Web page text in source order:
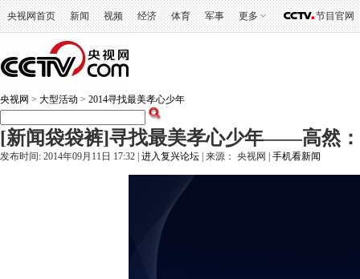
央视网首页 新闻 视频 经济 体育 军事 更多 节目官网
央视网 > 大型活动 > 2014寻找最美孝心少年
[新闻袋袋裤]寻找最美孝心少年——高然
发布时间: 2014年09月11日 17:32 | 进入复兴论坛 | 来源： 央视网 | 手机看新闻